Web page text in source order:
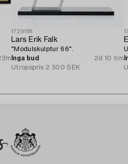
1729196
Lars Erik Falk
"Modulskulptur 66".
Inga bud
2d 10 tim
Utropspris 2 500 SEK